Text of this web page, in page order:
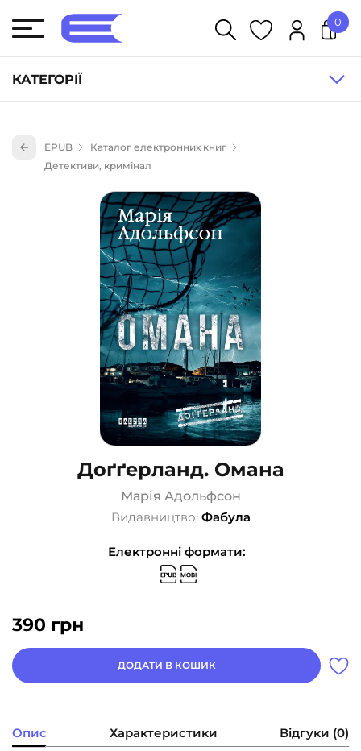
КАТЕГОРІЇ
Книги для дітей (836)
Науково-популярна література (1015)
Навчальна література та посібники (527)
Енциклопедії, довідники, словники (55)
Подарункові сертифікати (1)
0
EPUB
Каталог електронних книг
Детективи, кримінал
Доґґерланд. Омана
Марія Адольфсон
Видавництво: Фабула
Електронні формати:
390 грн
ДОДАТИ В КОШИК
Опис Характеристики Відгуки (0)